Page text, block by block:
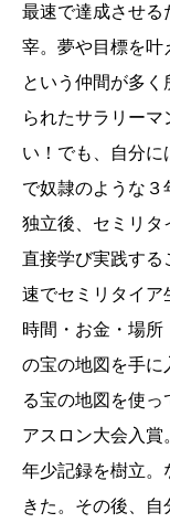
最速で達成させる
宰。夢や目標を叶
という仲間が多
られたサラリー
い！でも、自分に
で奴隷のような３
独立後、セミリタ
直接学び実践する
速でセミリタイア
時間・お金・場所
の宝の地図を手に
る宝の地図を使っ
アスロン大会入
年少記録を樹立。
きた。その後、自